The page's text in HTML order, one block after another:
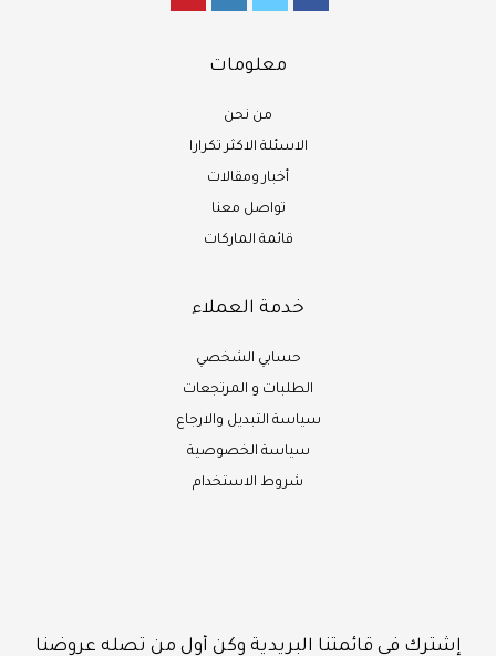
معلومات
من نحن
الاسئلة الاكثر تكرارا
أخبار ومقالات
تواصل معنا
قائمة الماركات
خدمة العملاء
حسابي الشخصي
الطلبات و المرتجعات
سياسة التبديل والارجاع
سياسة الخصوصية
شروط الاستخدام
إشترك في قائمتنا البريدية وكن أول من تصله عروضنا